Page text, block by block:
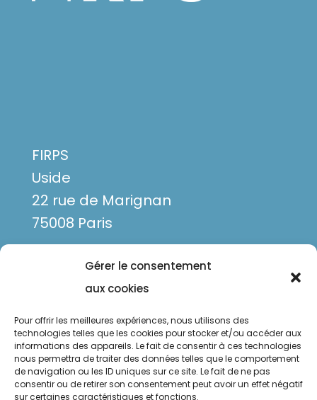
Gérer le consentement
aux cookies
Pour offrir les meilleures expériences, nous utilisons des
technologies telles que les cookies pour stocker et/ou accéder aux
informations des appareils. Le fait de consentir à ces technologies
nous permettra de traiter des données telles que le comportement
de navigation ou les ID uniques sur ce site. Le fait de ne pas
consentir ou de retirer son consentement peut avoir un effet négatif
sur certaines caractéristiques et fonctions.
FIRPS
Uside
22 rue de Marignan
75008 Paris
Mentions légales